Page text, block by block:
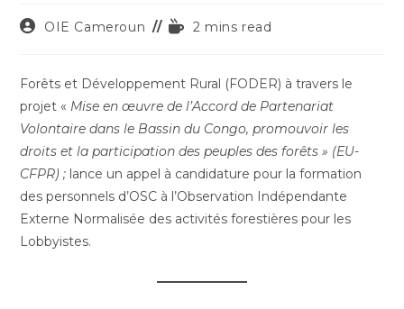
Auteur/autrice
publication :
OIE Cameroun
Temps2 mins read
Forêts et Développement Rural (FODER) à travers le
projet « Mise en œuvre de l’Accord de Partenariat
Volontaire dans le Bassin du Congo, promouvoir les
droits et la participation des peuples des forêts » (EU-
CFPR) ; lance un appel à candidature pour la formation
des personnels d’OSC à l’Observation Indépendante
Externe Normalisée des activités forestières pour les
Lobbyistes.